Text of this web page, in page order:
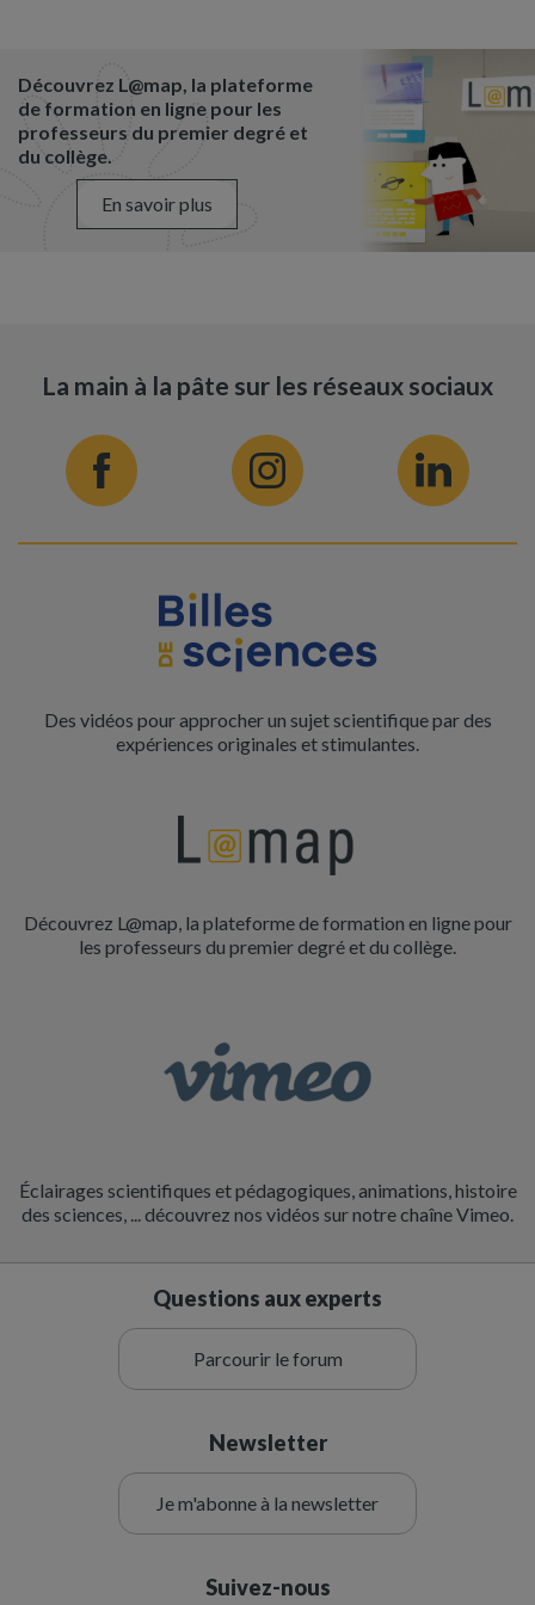
Découvrez L@map, la plateforme
de formation en ligne pour les
professeurs du premier degré et
du collège.
En savoir plus
La main à la pâte sur les réseaux sociaux
Des vidéos pour approcher un sujet scientifique par des
expériences originales et stimulantes.
Découvrez L@map, la plateforme de formation en ligne pour
les professeurs du premier degré et du collège.
Éclairages scientifiques et pédagogiques, animations, histoire
des sciences, ... découvrez nos vidéos sur notre chaîne Vimeo.
Questions aux experts
Parcourir le forum
Newsletter
Je m'abonne à la newsletter
Suivez-nous